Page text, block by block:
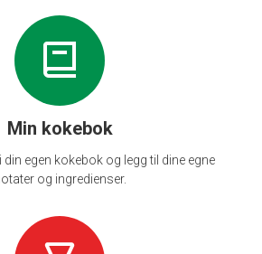
Min kokebok
din egen kokebok og legg til dine egne
og ingredienser.